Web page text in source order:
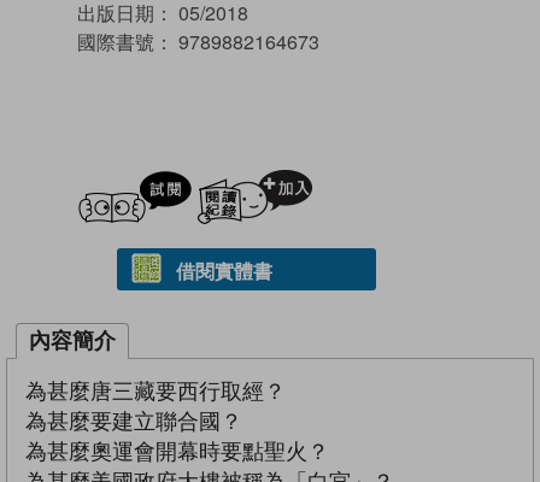
出版日期： 05/2018
國際書號： 9789882164673
試閲
借閱實體書
內容簡介
為甚麼唐三藏要西行取經？
為甚麼要建立聯合國？
為甚麼奧運會開幕時要點聖火？